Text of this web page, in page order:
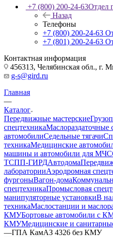
+7 (800) 200-24-63Отдел
Назад
Телефоны
+7 (800) 200-24-63
+7 (801) 200-24-63
Контактная информация
456313, Челябинская обл., г.
g-s@gird.ru
Главная
—
Каталог
Передвижные мастерские
спецтехникаМаслораздаточные
автомобилиСедельные тягачи
техникаМедицинские
машины и автомобили для МЧС
ТСПП-ГИРДАвтодома
лабораторииАэродромная
фургоныВагон-дома
спецтехникаПромысловая
манипуляторные установкиВ
техникаМаслостанции и
КМУБортовые автомобили с
КМУМедицинские и
—ГПА КамАЗ 4326 без КМУ